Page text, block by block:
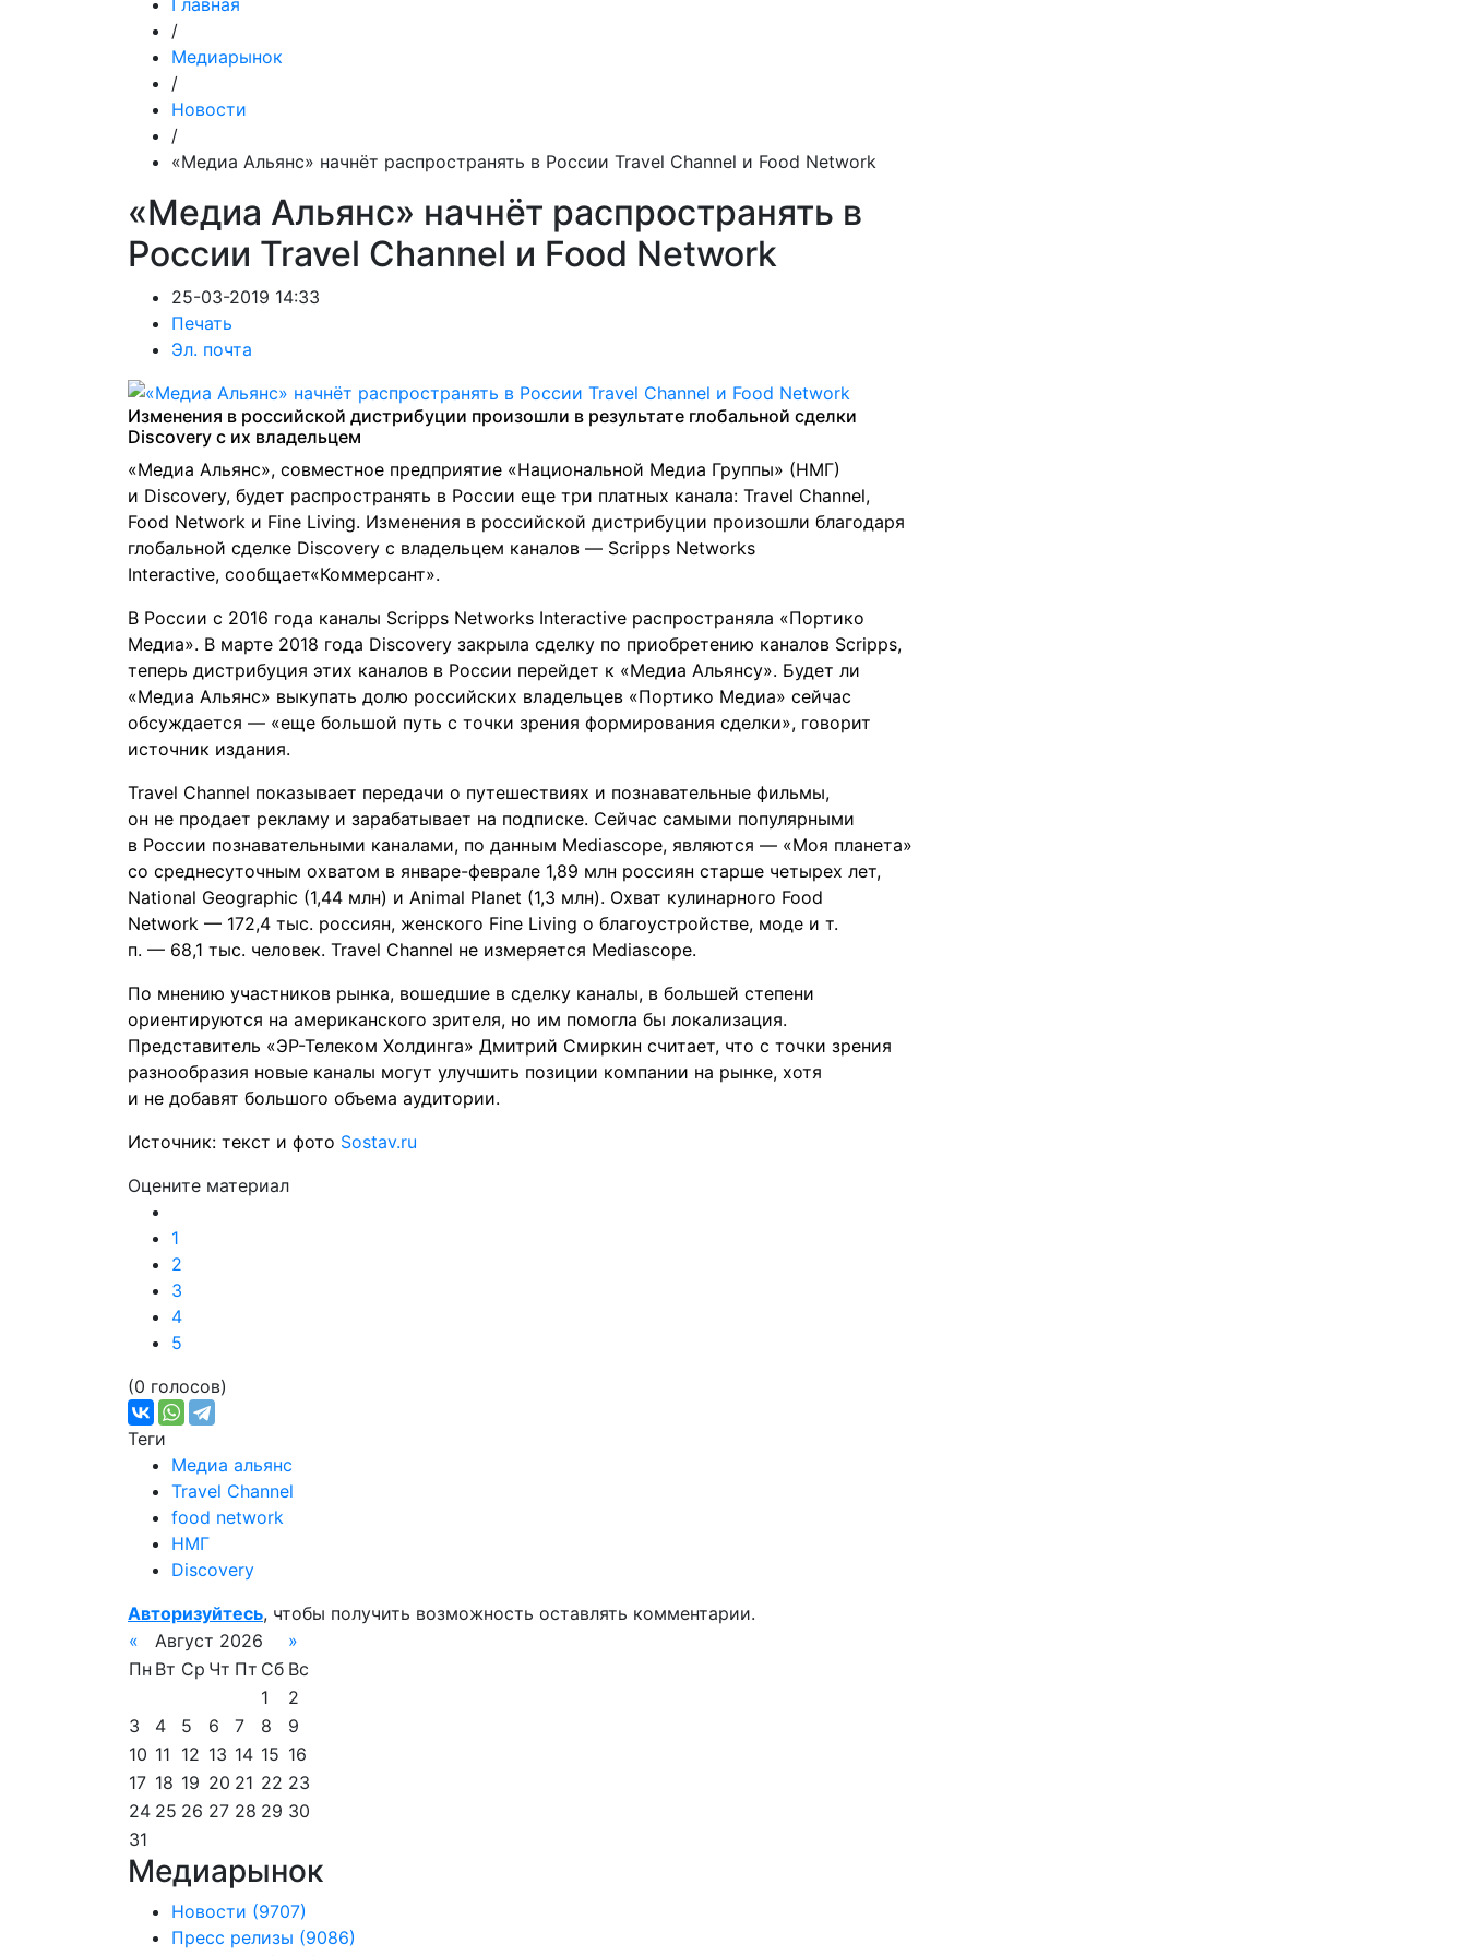
Главная
/
Медиарынок
/
Новости
/
«Медиа Альянс» начнёт распространять в России Travel Channel и Food Network
«Медиа Альянс» начнёт распространять в
России Travel Channel и Food Network
25-03-2019 14:33
Печать
Эл. почта
Изменения в российской дистрибуции произошли в результате глобальной сделки
Discovery с их владельцем
«Медиа Альянс», совместное предприятие «Национальной Медиа Группы» (НМГ)
и Discovery, будет распространять в России еще три платных канала: Travel Channel,
Food Network и Fine Living. Изменения в российской дистрибуции произошли благодаря
глобальной сделке Discovery с владельцем каналов — Scripps Networks
Interactive, сообщает«Коммерсант».
В России с 2016 года каналы Scripps Networks Interactive распространяла «Портико
Медиа». В марте 2018 года Discovery закрыла сделку по приобретению каналов Scripps,
теперь дистрибуция этих каналов в России перейдет к «Медиа Альянсу». Будет ли
«Медиа Альянс» выкупать долю российских владельцев «Портико Медиа» сейчас
обсуждается — «еще большой путь с точки зрения формирования сделки», говорит
источник издания.
Travel Channel показывает передачи о путешествиях и познавательные фильмы,
он не продает рекламу и зарабатывает на подписке. Сейчас самыми популярными
в России познавательными каналами, по данным Mediascope, являются — «Моя планета»
со среднесуточным охватом в январе-феврале 1,89 млн россиян старше четырех лет,
National Geographic (1,44 млн) и Animal Planet (1,3 млн). Охват кулинарного Food
Network — 172,4 тыс. россиян, женского Fine Living о благоустройстве, моде и т.
п. — 68,1 тыс. человек. Travel Channel не измеряется Mediascope.
По мнению участников рынка, вошедшие в сделку каналы, в большей степени
ориентируются на американского зрителя, но им помогла бы локализация.
Представитель «ЭР-Телеком Холдинга» Дмитрий Смиркин считает, что с точки зрения
разнообразия новые каналы могут улучшить позиции компании на рынке, хотя
и не добавят большого объема аудитории.
Источник: текст и фото Sostav.ru
Оцените материал
1
2
3
4
5
(0 голосов)
Теги
Медиа альянс
Travel Channel
food network
НМГ
Discovery
Авторизуйтесь, чтобы получить возможность оставлять комментарии.
«
Август 2026
»
Пн Вт Ср Чт Пт Сб Вс
1
2
3
4 5 6 7 8
9
10 11 12 13 14 15 16
17 18 19 20 21 22 23
24 25 26 27 28 29 30
31
Медиарынок
Новости (9707)
Пресс релизы (9086)